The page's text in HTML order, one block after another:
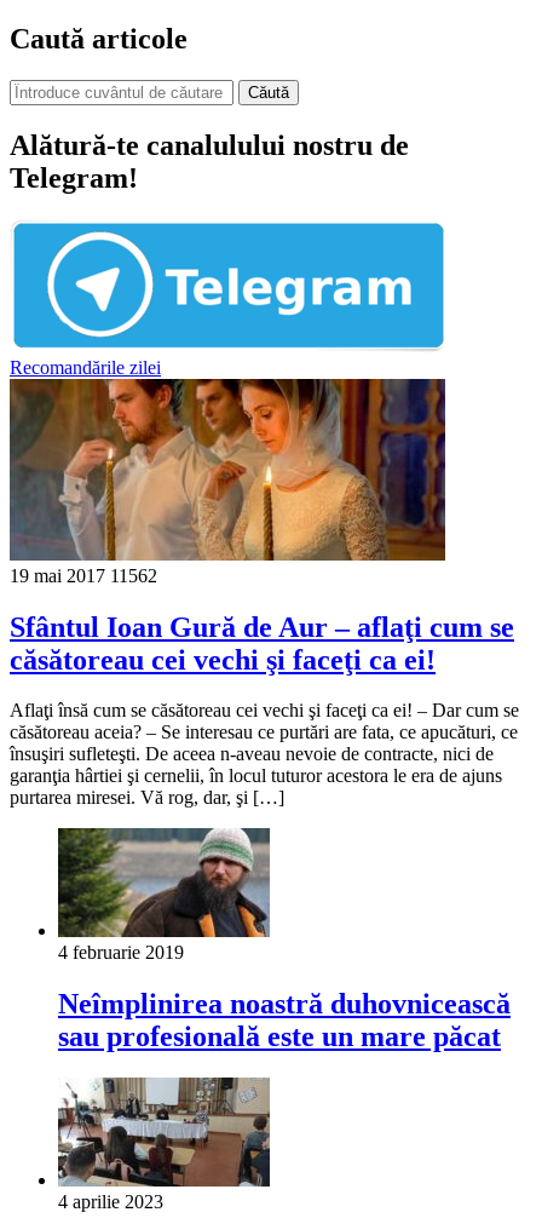
Caută articole
Căută
Alătură-te canalulului nostru de
Telegram!
Recomandările zilei
19 mai 2017 11562
Sfântul Ioan Gură de Aur – aflaţi cum se
căsătoreau cei vechi şi faceţi ca ei!
Aflaţi însă cum se căsătoreau cei vechi şi faceţi ca ei! – Dar cum se
căsătoreau aceia? – Se interesau ce purtări are fata, ce apucături, ce
însuşiri sufleteşti. De aceea n-aveau nevoie de contracte, nici de
garanţia hârtiei şi cernelii, în locul tuturor acestora le era de ajuns
purtarea miresei. Vă rog, dar, şi […]
4 februarie 2019
Neîmplinirea noastră duhovnicească
sau profesională este un mare păcat
4 aprilie 2023